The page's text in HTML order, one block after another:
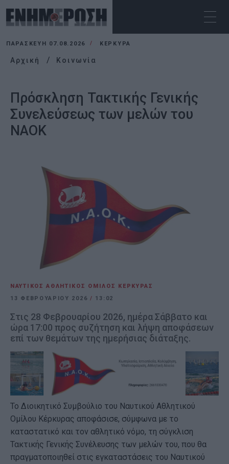
ΠΑΡΑΣΚΕΥΉ 07.08.2026 ΚΕΡΚΥΡΑ
Αρχική Κοινωνία
Πρόσκληση Τακτικής Γενικής
Συνελεύσεως των μελών του
ΝAOK
ΝΑΥΤΙΚΟΣ ΑΘΛΗΤΙΚΟΣ ΟΜΙΛΟΣ ΚΕΡΚΥΡΑΣ
13 ΦΕΒΡΟΥΑΡΊΟΥ 2026 / 13:02
Στις 28 Φεβρουαρίου 2026, ημέρα Σάββατο και
ώρα 17:00 προς συζήτηση και λήψη αποφάσεων
επί των θεμάτων της ημερήσιας διάταξης.
Το Διοικητικό Συμβούλιο του Ναυτικού Αθλητικού
Ομίλου Κέρκυρας αποφάσισε, σύμφωνα με το
καταστατικό και τον αθλητικό νόμο, τη σύγκλιση
Τακτικής Γενικής Συνέλευσης των μελών του, που θα
πραγματοποιηθεί στις εγκαταστάσεις του Ναυτικού